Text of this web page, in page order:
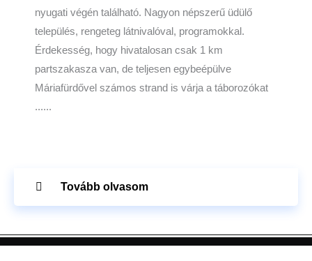
nyugati végén található. Nagyon népszerű üdülő
település, rengeteg látnivalóval, programokkal.
Érdekesség, hogy hivatalosan csak 1 km
partszakasza van, de teljesen egybeépülve
Máriafürdővel számos strand is várja a táborozókat
......
Tovább olvasom